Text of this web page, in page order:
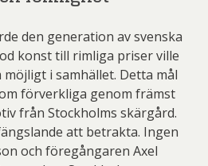
den generation av svenska
konst till rimliga priser ville
i samhället. Detta mål
förverkliga genom främst
från Stockholms skärgård.
att betrakta. Ingen
och föregångaren Axel